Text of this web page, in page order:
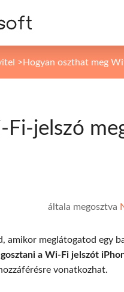
>Hogyan oszthat meg
Fi-jelszó
általa megosztva
amikor meglátogatod egy
a Wi-Fi jelszót
vonatkozhat.